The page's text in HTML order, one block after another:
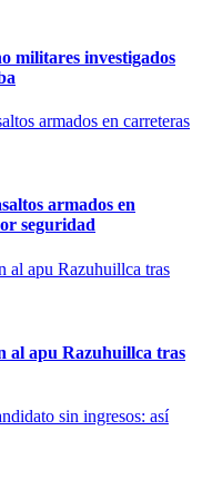
militares investigados
armados en
seguridad
al apu Razuhuillca tras